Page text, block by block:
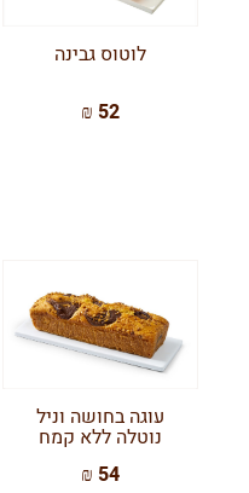
לוטוס גבינה
52 ₪
עוגה בחושה וניל
נוטלה ללא קמח
54 ₪